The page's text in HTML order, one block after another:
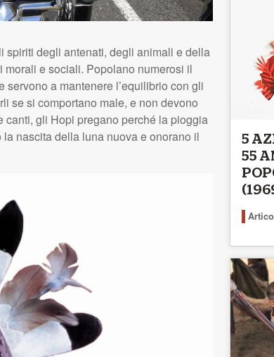
spiriti degli antenati, degli animali e della
e sociali. Popolano numerosi il
a mantenere l’equilibrio con gli
se si comportano male, e non devono
gli Hopi pregano perché la pioggia
nascita della luna nuova e onorano il
5
55